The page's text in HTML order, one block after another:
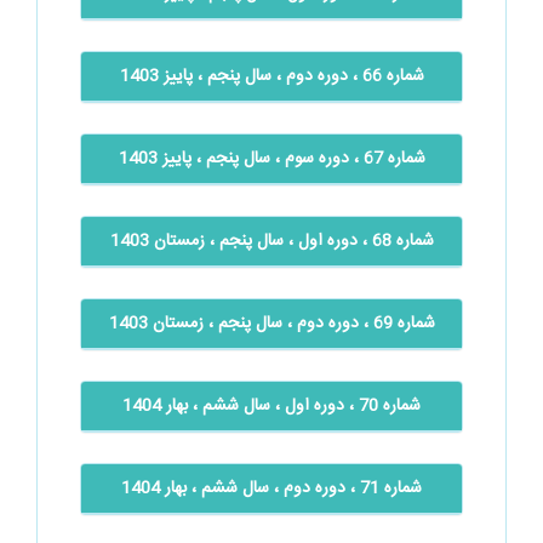
شماره 66 ، دوره دوم ، سال پنجم ، پاییز 1403
شماره 67 ، دوره سوم ، سال پنجم ، پاییز 1403
شماره 68 ، دوره اول ، سال پنجم ، زمستان 1403
شماره 69 ، دوره دوم ، سال پنجم ، زمستان 1403
شماره 70 ، دوره اول ، سال ششم ، بهار 1404
شماره 71 ، دوره دوم ، سال ششم ، بهار 1404